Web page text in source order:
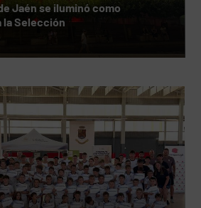
Jaén se iluminó como
Selección